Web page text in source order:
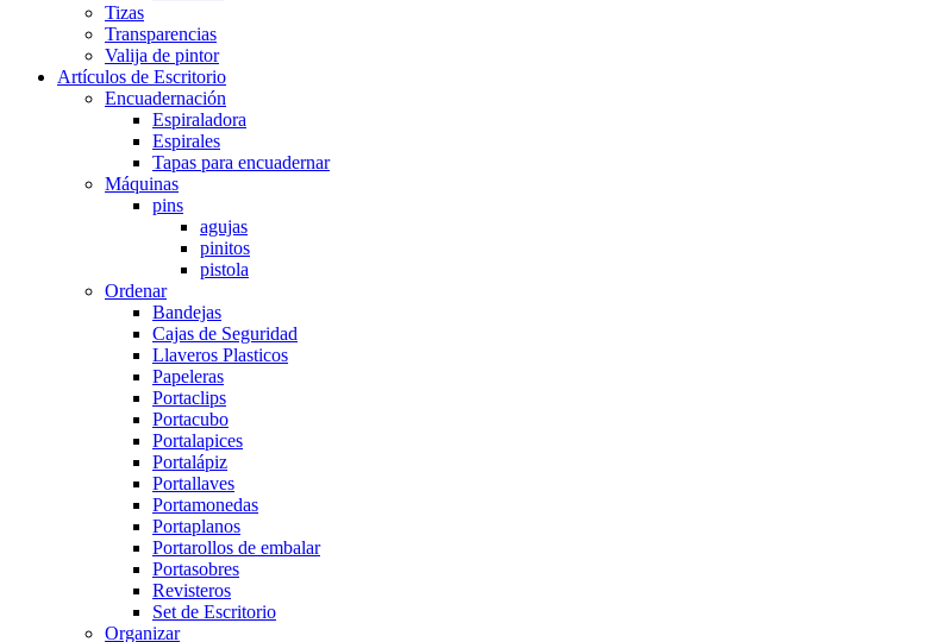
Tizas
Transparencias
Valija de pintor
Artículos de Escritorio
Encuadernación
Espiraladora
Espirales
Tapas para encuadernar
Máquinas
pins
agujas
pinitos
pistola
Ordenar
Bandejas
Cajas de Seguridad
Llaveros Plasticos
Papeleras
Portaclips
Portacubo
Portalapices
Portalápiz
Portallaves
Portamonedas
Portaplanos
Portarollos de embalar
Portasobres
Revisteros
Set de Escritorio
Organizar